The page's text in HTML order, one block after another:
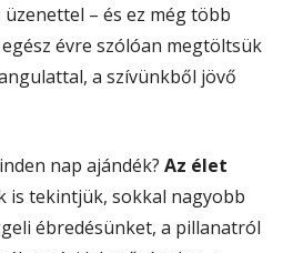
– és ez még több
évre szólóan megtöltsük
a szívünkből jövő
nap ajándék? Az élet
is tekintjük, sokkal nagyobb
ébredésünket, a pillanatról